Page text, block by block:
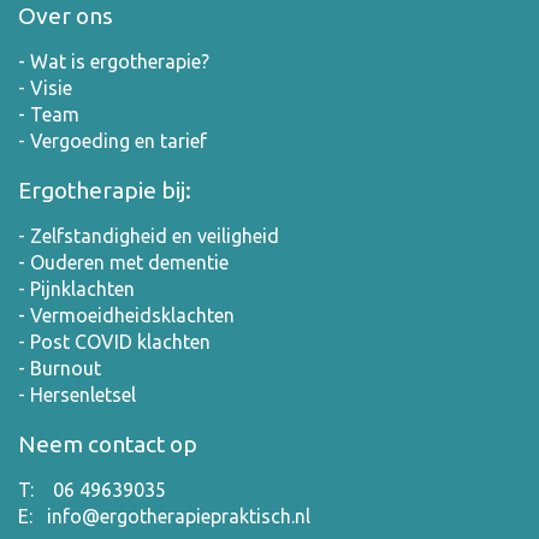
Over ons
- Wat is ergotherapie?
- Visie
- Team
- Vergoeding en tarief
Ergotherapie bij:
- Zelfstandigheid en veiligheid
- Ouderen met dementie
- Pijnklachten
- Vermoeidheidsklachten
- Post COVID klachten
- Burnout
- Hersenletsel
Neem contact op
T: 06 49639035
E: info@ergotherapiepraktisch.nl